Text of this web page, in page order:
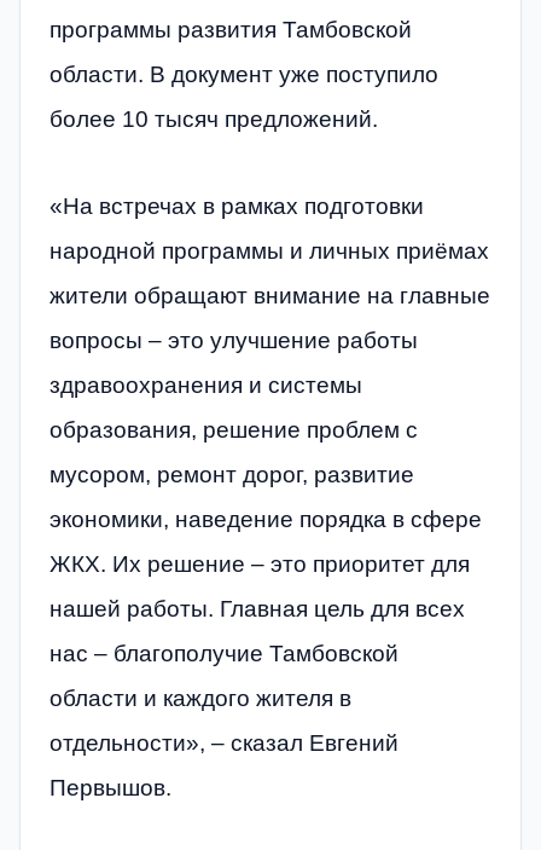
программы развития Тамбовской
области. В документ уже поступило
более 10 тысяч предложений.
«На встречах в рамках подготовки
народной программы и личных приёмах
жители обращают внимание на главные
вопросы – это улучшение работы
здравоохранения и системы
образования, решение проблем с
мусором, ремонт дорог, развитие
экономики, наведение порядка в сфере
ЖКХ. Их решение – это приоритет для
нашей работы. Главная цель для всех
нас – благополучие Тамбовской
области и каждого жителя в
отдельности», – сказал Евгений
Первышов.